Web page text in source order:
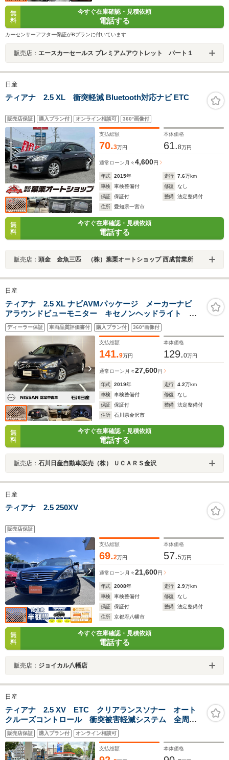
無
料
今すぐ在庫確認・見積依頼
電話する
カーセンサーアフター保証がBプランに付いています
販売店： エースカーセールス プレミアムアウトレット パート１
日産
ティアナ 2.5 XL 衝突軽減 Bluetooth対応ナビ ETC
販売店保証 購入プラン付 オンライン相談可 360°画像付
支払総額
70.3万円
本体価格
61.8万円
通常ローン 月々4,600円
年式 2015年 走行 7.6万km
車検
車検整備付 修復
なし
保証
保証付 整備
法定整備付
住所
愛知県一宮市
無
料
今すぐ在庫確認・見積依頼
電話する
販売店： 頭金 金魚三匹 （株）葉栗オートショップ 西成営業所
日産
ティアナ 2.5 XL ナビAVMパッケージ メーカーナビ
アラウンドビューモニター キセノンヘッドライト オ
ットマン オートクルーズコントロール
ディーラー保証 車両品質評価書付 購入プラン付 360°画像付
支払総額
141.9万円
本体価格
129.0万円
通常ローン 月々27,600円
年式 2019年 走行 4.2万km
車検
車検整備付 修復
なし
保証
保証付 整備
法定整備付
住所
石川県金沢市
無
料
今すぐ在庫確認・見積依頼
電話する
販売店： 石川日産自動車販売（株） ＵＣＡＲＳ金沢
日産
ティアナ 2.5 250XV
販売店保証
支払総額
69.2万円
本体価格
57.5万円
通常ローン 月々21,600円
年式 2008年 走行 2.9万km
車検
車検整備付 修復
なし
保証
保証付 整備
法定整備付
住所
京都府八幡市
無
料
今すぐ在庫確認・見積依頼
電話する
販売店： ジョイカル八幡店
日産
ティアナ 2.5 XV ETC クリアランスソナー オート
クルーズコントロール 衝突被害軽減システム 全周囲
カメラ ナビ アルミホイール オートライト HID
CVT シートエアコン スマートキー 電動格納ミラ
ー レンタUP
販売店保証 購入プラン付 オンライン相談可
支払総額 本体価格